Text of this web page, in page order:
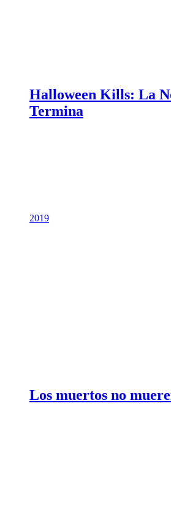
Halloween Kills: La
Termina
2019
Los muertos no